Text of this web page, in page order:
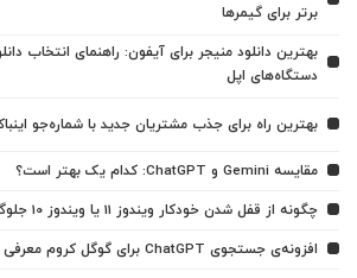
برتر برای گیمرها
بهترین دانلود منیجر برای آیفون: راهنمای انتخاب
دستگاه‌های اپل
بهترین راه برای جذب مشتریان جدید با شماره‌جو
مقایسه Gemini و ChatGPT: کدام یک بهتر است؟
چگونه از قفل شدن خودکار ویندوز 11 یا ویندوز 10 جلوگیری کنیم؟
افزونه‌ی جستجوی ChatGPT برای گوگل کروم معرفی شد